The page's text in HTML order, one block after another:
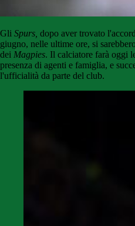
Gli Spurs, dopo aver trovato
giugno, nelle ultime ore, si
dei Magpies. Il calciatore farà oggi
presenza di agenti e famiglia, e
l'ufficialità da parte del club.